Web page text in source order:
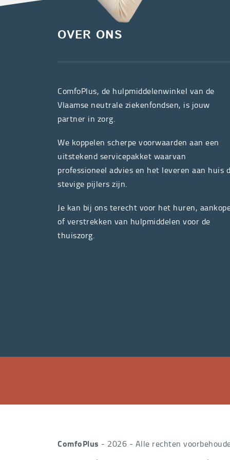
OVER ONS
ComfoPlus, de hulpmiddelenwinkel van de
Vlaamse neutrale ziekenfondsen, is jouw
partner in zorg.
We koppelen scherpe voorwaarden aan een
uitstekend servicepakket waarvan
professioneel advies en het leveren aan huis
stevige pijlers zijn.
Je kan bij ons terecht voor het huren,
of verstrekken van hulpmiddelen voor de
thuiszorg.
ComfoPlus - 2026 - Alle rechten